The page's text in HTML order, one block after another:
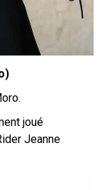
joué
Jeanne